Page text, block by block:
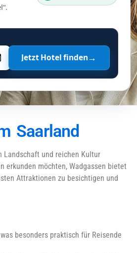
Jetzt Hotel finden→
Saarland
Landschaft und reichen Kultur
erkunden möchten, Wadgassen bietet
Attraktionen zu besichtigen und
besonders praktisch für Reisende